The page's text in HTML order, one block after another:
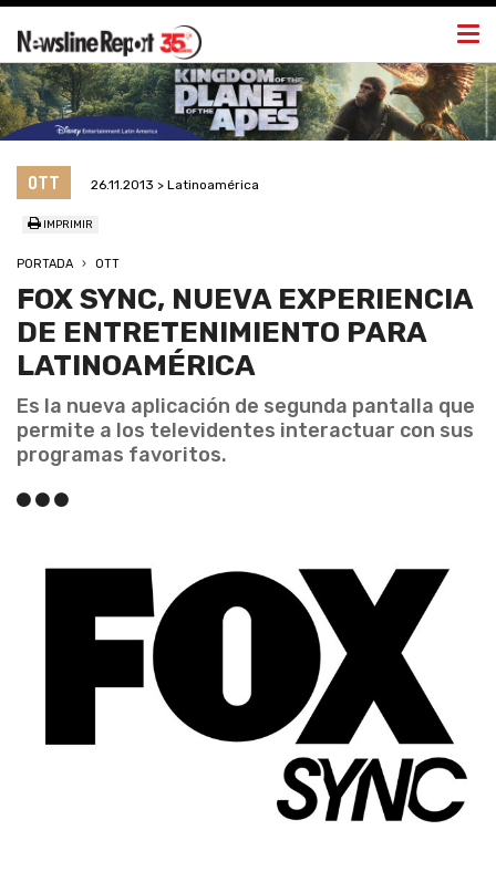
OTT 26.11.2013 > Latinoamérica
IMPRIMIR
PORTADA OTT
FOX SYNC, NUEVA EXPERIENCIA
DE ENTRETENIMIENTO PARA
LATINOAMÉRICA
Es la nueva aplicación de segunda pantalla que
permite a los televidentes interactuar con sus
programas favoritos.